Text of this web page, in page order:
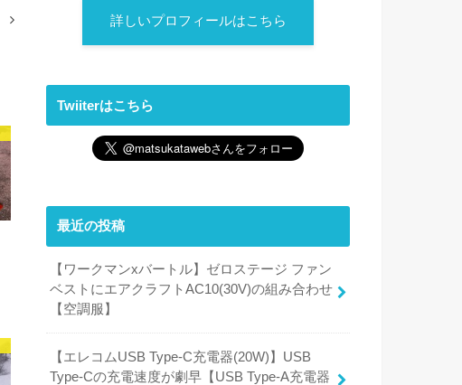
詳しいプロフィールはこちら
Twiiterはこちら
最近の投稿
【ワークマンxバートル】ゼロステージ ファン
ベストにエアクラフトAC10(30V)の組み合わせ
【空調服】
【エレコムUSB Type-C充電器(20W)】USB
Type-Cの充電速度が劇早【USB Type-A充電器